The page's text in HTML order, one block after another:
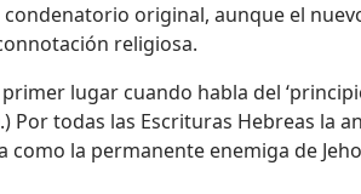
original, aunque el
religiosa.
lugar cuando habla del
.) Por todas las Escrituras Hebreas la
como la permanente enemiga de